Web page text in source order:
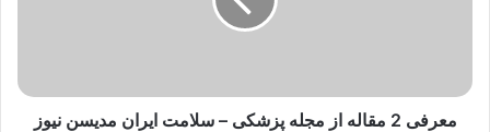
ایران
مدیسن
معرفی 2 مقاله از مجله پزشکی – سلامت ایران مدیسن نیوز